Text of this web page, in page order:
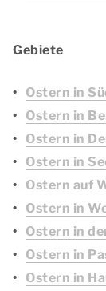
Gebiete
Ostern in
Ostern in
Ostern in
Ostern in
Ostern auf
Ostern in
Ostern in
Ostern in
Ostern in